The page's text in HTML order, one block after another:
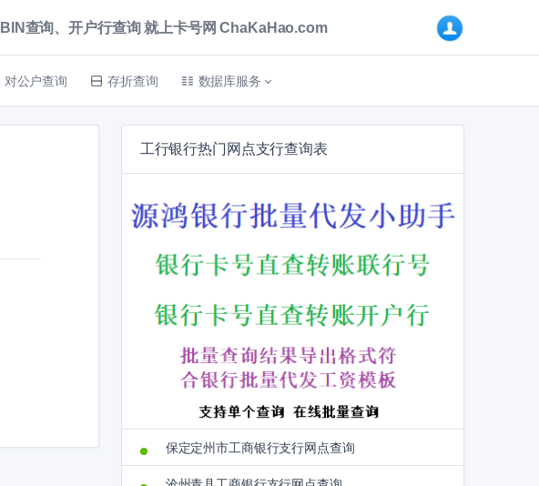
查询、开户行查询 就上卡号网 ChaKaHao.com
对公户查询 存折查询 数据库服务
工行银行热门网点支行查询表
保定定州市工商银行支行网点查询